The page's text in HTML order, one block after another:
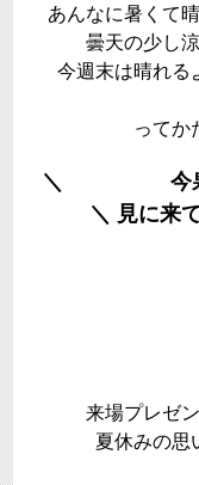
あんなに暑くて
曇天の少し
今週末は晴れる
ってか
＼ 今泉
＼ 見に来
来場プレゼ
夏休みの思